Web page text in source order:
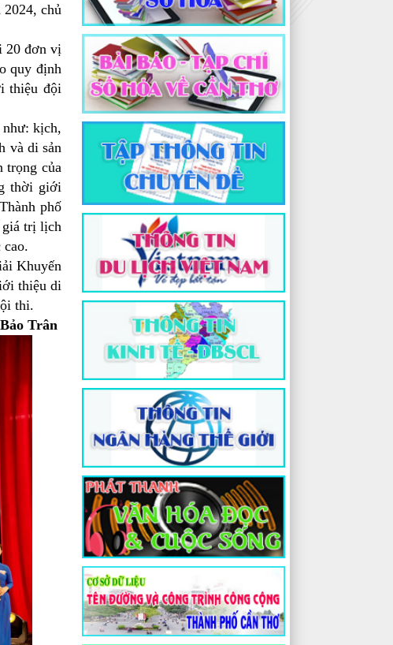
chủ
20 đơn vị
quy định
thiệu đội
kịch,
và di sản
trọng của
thời giới
phố
giá trị lịch
Khuyến
thiệu di
thi.
Bảo Trân